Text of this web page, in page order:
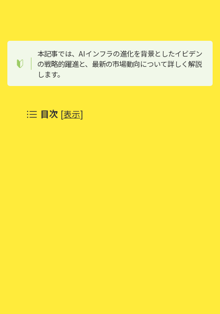
本記事では、AIインフラの進化を背景としたイビデン
の戦略的躍進と、最新の市場動向について詳しく解説
します。
目次 [表示]